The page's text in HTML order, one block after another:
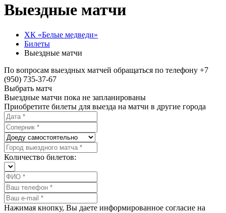
Выездные матчи
ХК «Белые медведи»
Билеты
Выездные матчи
По вопросам выездных матчей обращаться по телефону +7
(950) 735-37-67
Выбрать матч
Выездные матчи пока не запланированы
Приобретите билеты для выезда на матчи в другие города
Количество билетов:
Нажимая кнопку, Вы даете информированное согласие на